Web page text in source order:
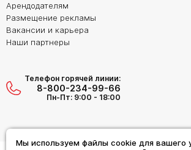
Мы используем файлы cookie для вашего
Арендодателям
Размещение рекламы
Вакансии и карьера
Наши партнеры
Телефон горячей линии:
8-800-234-99-66
Пн-Пт: 9:00 - 18:00